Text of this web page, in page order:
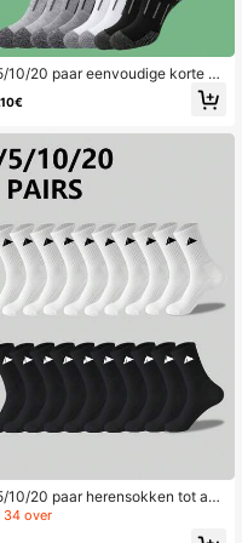
10/20 paar eenvoudige korte he
sportsokken voor hardlo
comfortabele zachte huissokk
.10€
10/20 paar herensokken tot aan
kuit, gestreept zoolontwerp, anti
schokabsorberend, slijtvast, sp
34 over